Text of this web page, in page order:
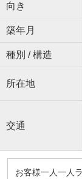
向き
築年月
種別 / 構造
所在地
交通
お客様一人一人